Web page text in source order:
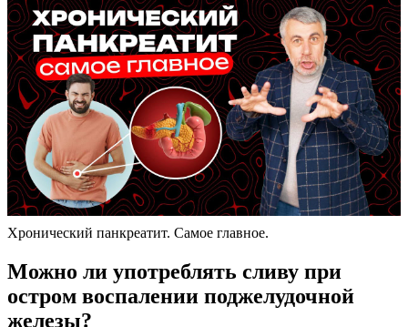
Хронический панкреатит. Самое главное.
Можно ли употреблять сливу при
остром воспалении поджелудочной
железы?